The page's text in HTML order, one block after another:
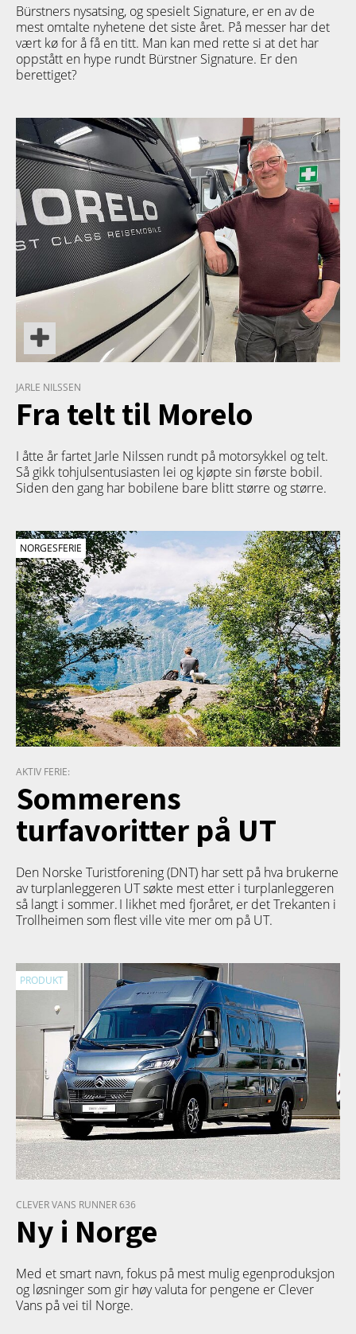
Bürstners nysatsing, og spesielt Signature, er en av de
mest omtalte nyhetene det siste året. På messer har det
vært kø for å få en titt. Man kan med rette si at det har
oppstått en hype rundt Bürstner Signature. Er den
berettiget?
TETT PÅ
JARLE NILSSEN
Fra telt til Morelo
I åtte år fartet Jarle Nilssen rundt på motorsykkel og telt.
Så gikk tohjulsentusiasten lei og kjøpte sin første bobil.
Siden den gang har bobilene bare blitt større og større.
NORGESFERIE
AKTIV FERIE:
Sommerens
turfavoritter på UT
Den Norske Turistforening (DNT) har sett på hva brukerne
av turplanleggeren UTsøkte mest etter i turplanleggeren
så langt i sommer. I likhet med fjoråret, er det Trekanten i
Trollheimen som flest ville vite mer om på UT.
PRODUKT
CLEVER VANS RUNNER 636
Ny i Norge
Med et smart navn, fokus på mest mulig egenproduksjon
og løsninger som gir høy valuta for pengene er Clever
Vans på vei til Norge.